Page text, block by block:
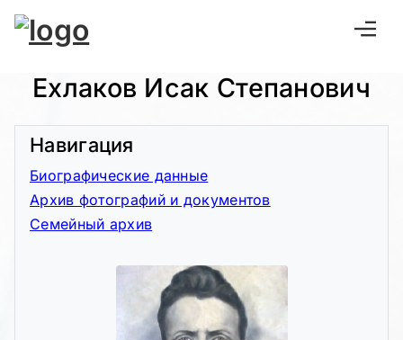
Ехлаков Исак Степанович
Навигация
Биографические данные
Архив фотографий и документов
Семейный архив